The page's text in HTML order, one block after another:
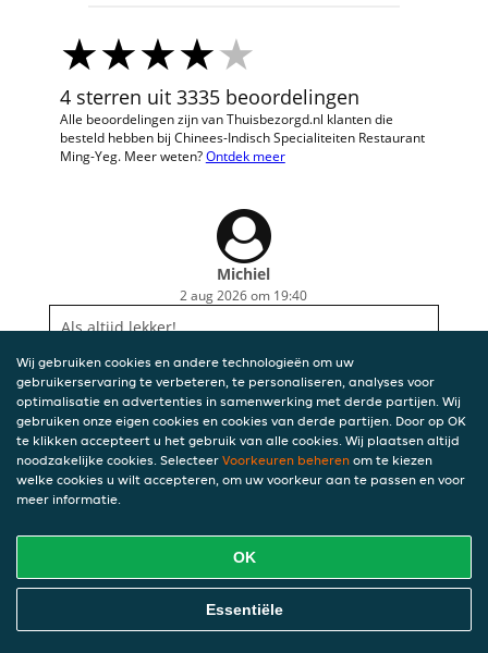
4 sterren uit 3335 beoordelingen
Alle beoordelingen zijn van Thuisbezorgd.nl klanten die
besteld hebben bij Chinees-Indisch Specialiteiten Restaurant
Ming-Yeg. Meer weten?Ontdek meer
Michiel
2 aug 2026 om 19:40
Als altijd lekker!
Wij gebruiken cookies en andere technologieën om uw
gebruikerservaring te verbeteren, te personaliseren, analyses voor
optimalisatie en advertenties in samenwerking met derde partijen. Wij
gebruiken onze eigen cookies en cookies van derde partijen. Door op OK
te klikken accepteert u het gebruik van alle cookies. Wij plaatsen altijd
noodzakelijke cookies. Selecteer Voorkeuren beheren om te kiezen
welke cookies u wilt accepteren, om uw voorkeur aan te passen en voor
meer informatie.
OK
Essentiële